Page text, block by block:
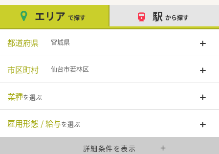
エリア で探す 駅 から探す
都道府県 宮城県
市区町村 仙台市若林区
業種を選ぶ
雇用形態 / 給与を選ぶ
詳細条件を表示